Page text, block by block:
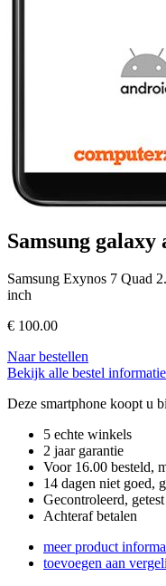
Samsung galaxy
Samsung Exynos 7 Quad
inch
€ 100.00
Naar bestellen
Bekijk alle bestel informatie
Deze smartphone koopt u
5 echte winkels
2 jaar garantie
Voor 16.00 besteld,
14 dagen niet goed,
Gecontroleerd,
Achteraf betalen
meer product
toevoegen aan